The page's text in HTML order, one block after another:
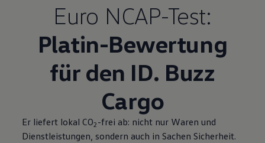
Euro NCAP-Test:
Platin-Bewertung
für den ID. Buzz
Cargo
Er liefert lokal CO2 -frei ab: nicht nur Waren und
Dienstleistungen, sondern auch in Sachen Sicherheit.